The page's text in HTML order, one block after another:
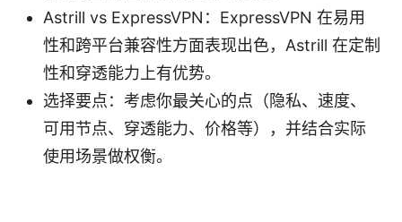
Astrill vs ExpressVPN：ExpressVPN 在易用
性和跨平台兼容性方面表现出色，Astrill 在定制
性和穿透能力上有优势。
选择要点：考虑你最关心的点（隐私、速度、
可用节点、穿透能力、价格等），并结合实际
使用场景做权衡。